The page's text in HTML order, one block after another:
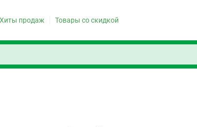
Хиты продаж Товары со скидкой